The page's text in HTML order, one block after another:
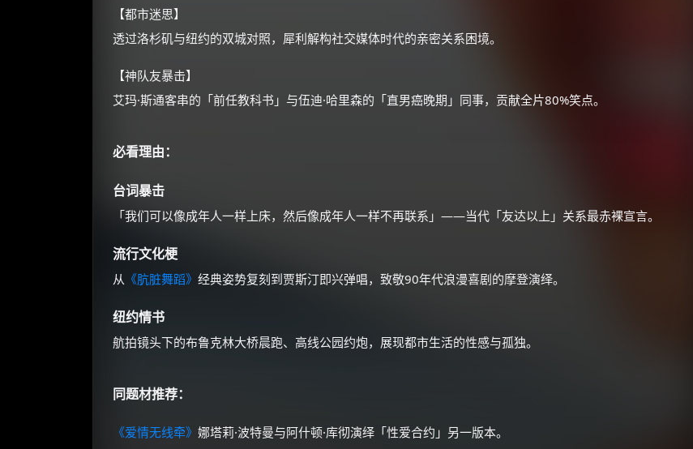
【都市迷思】
透过洛杉矶与纽约的双城对照，犀利解构社交媒体时代的亲密关系困境。
【神队友暴击】
艾玛·斯通客串的「前任教科书」与伍迪·哈里森的「直男癌晚期」同事，贡献全片80%笑点。
必看理由：
台词暴击
「我们可以像成年人一样上床，然后像成年人一样不再联系」——当代「友达以上」关系最赤裸宣言。
流行文化梗
从 《肮脏舞蹈》 经典姿势复刻到贾斯汀即兴弹唱，致敬90年代浪漫喜剧的摩登演绎。
纽约情书
航拍镜头下的布鲁克林大桥晨跑、高线公园约炮，展现都市生活的性感与孤独。
同题材推荐：
《爱情无线牵》 娜塔莉·波特曼与阿什顿·库彻演绎「性爱合约」另一版本。
🧧 福利领取站
朋友们辛苦了 💦